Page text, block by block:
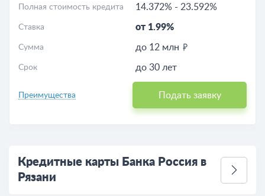
Полная стоимость кредита 14.372% - 23.592%
Ставка от 1.99%
Сумма до 12 млн
Срок до 30 лет
Преимущества Подать заявку
Кредитные карты Банка Россия в
Рязани